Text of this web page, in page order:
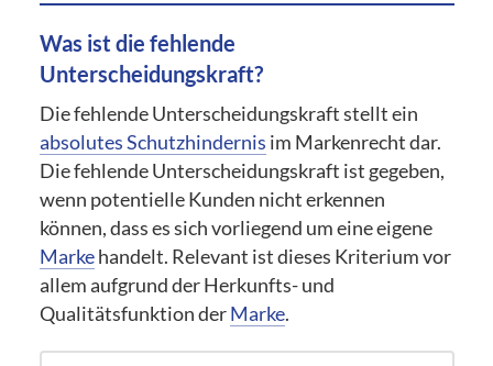
Was ist die fehlende
Unterscheidungskraft?
Die fehlende Unterscheidungskraft stellt ein
absolutes Schutzhindernis im Markenrecht dar.
Die fehlende Unterscheidungskraft ist gegeben,
wenn potentielle Kunden nicht erkennen
können, dass es sich vorliegend um eine eigene
Markehandelt. Relevant ist dieses Kriterium vor
allem aufgrund der Herkunfts- und
Qualitätsfunktion derMarke.